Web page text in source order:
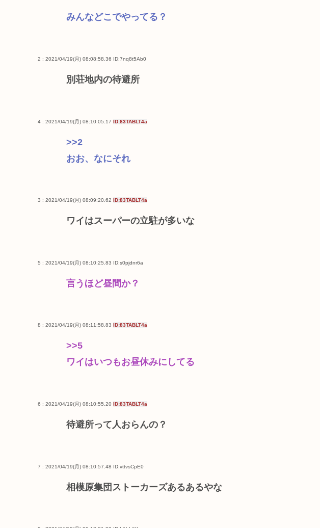
みんなどこでやってる？
2 : 2021/04/19(月) 08:08:58.36 ID:7nq8t5Ab0
別荘地内の待避所
4 : 2021/04/19(月) 08:10:05.17 ID:83TABLT4a
>>2
おお、なにそれ
3 : 2021/04/19(月) 08:09:20.62 ID:83TABLT4a
ワイはスーパーの立駐が多いな
5 : 2021/04/19(月) 08:10:25.83 ID:s0pjdnr6a
言うほど昼間か？
8 : 2021/04/19(月) 08:11:58.83 ID:83TABLT4a
>>5
ワイはいつもお昼休みにしてる
6 : 2021/04/19(月) 08:10:55.20 ID:83TABLT4a
待避所って人おらんの？
7 : 2021/04/19(月) 08:10:57.48 ID:vttvsCpE0
相模原集団ストーカーズあるあるやな